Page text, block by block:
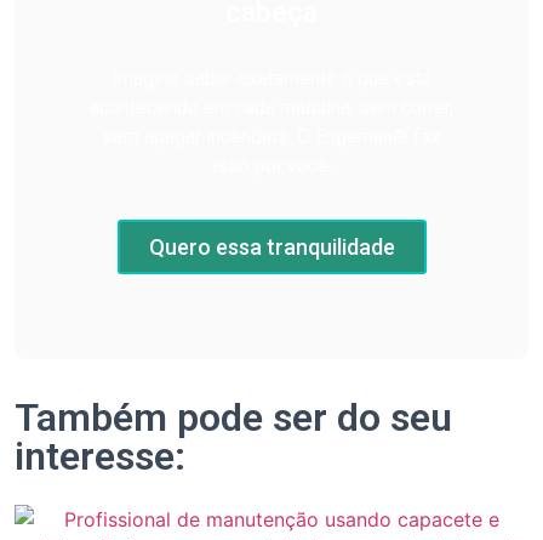
Quero essa tranquilidade
Também pode ser do seu
interesse: